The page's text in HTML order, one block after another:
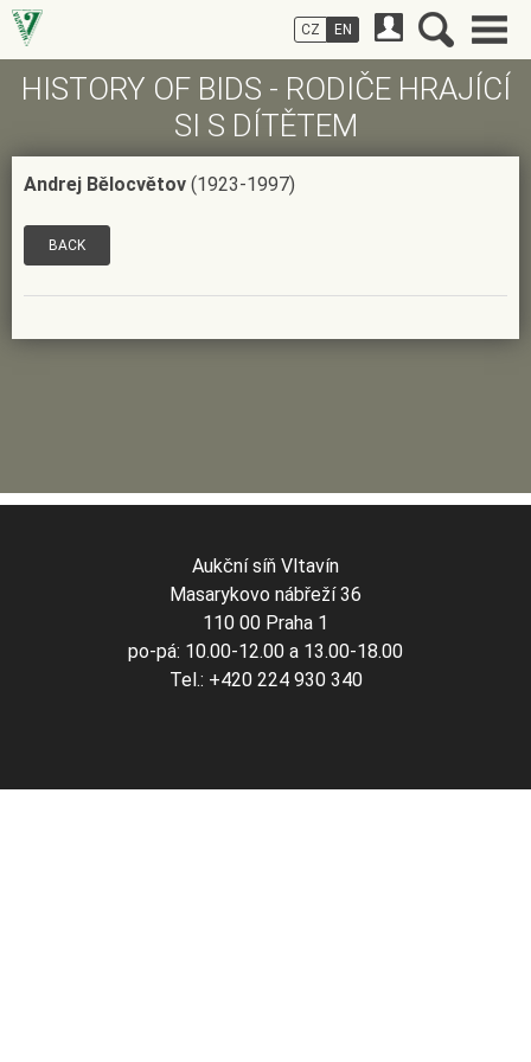
HISTORY OF BIDS - RODIČE HRAJÍCÍ
SI S DÍTĚTEM
Andrej Bělocvětov (1923-1997)
BACK
CZ EN
Aukční síň Vltavín
Masarykovo nábřeží 36
110 00 Praha 1
po-pá: 10.00-12.00 a 13.00-18.00
Tel.: +420 224 930 340